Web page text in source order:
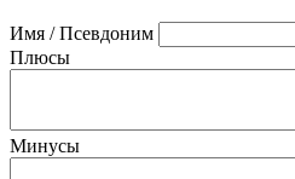
Имя / Псевдоним
Плюсы
Минусы